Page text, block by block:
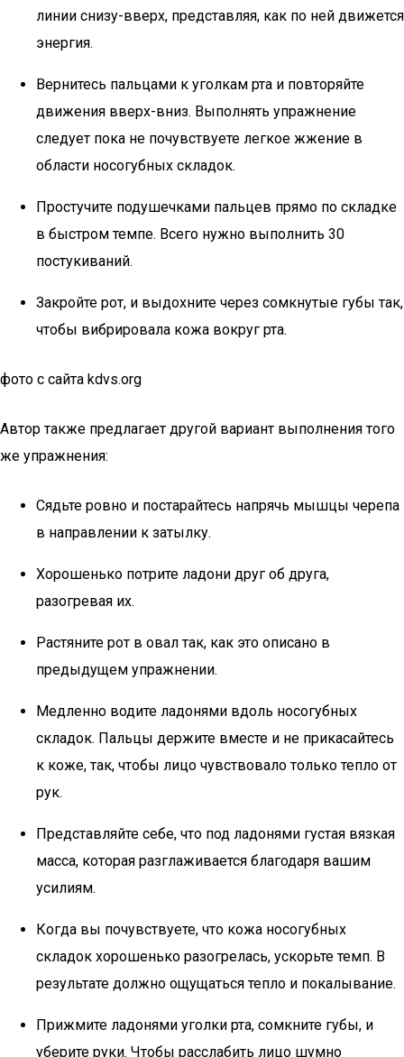
линии снизу-вверх, представляя, как по ней движется
энергия.
Вернитесь пальцами к уголкам рта и повторяйте
движения вверх-вниз. Выполнять упражнение
следует пока не почувствуете легкое жжение в
области носогубных складок.
Простучите подушечками пальцев прямо по складке
в быстром темпе. Всего нужно выполнить 30
постукиваний.
Закройте рот, и выдохните через сомкнутые губы так,
чтобы вибрировала кожа вокруг рта.
фото с сайта kdvs.org
Автор также предлагает другой вариант выполнения того
же упражнения:
Сядьте ровно и постарайтесь напрячь мышцы черепа
в направлении к затылку.
Хорошенько потрите ладони друг об друга,
разогревая их.
Растяните рот в овал так, как это описано в
предыдущем упражнении.
Медленно водите ладонями вдоль носогубных
складок. Пальцы держите вместе и не прикасайтесь
к коже, так, чтобы лицо чувствовало только тепло от
рук.
Представляйте себе, что под ладонями густая вязкая
масса, которая разглаживается благодаря вашим
усилиям.
Когда вы почувствуете, что кожа носогубных
складок хорошенько разогрелась, ускорьте темп. В
результате должно ощущаться тепло и покалывание.
Прижмите ладонями уголки рта, сомкните губы, и
уберите руки. Чтобы расслабить лицо шумно